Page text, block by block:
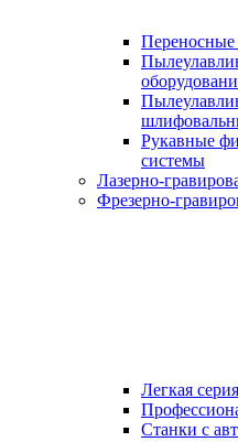
Переносные
Рукавные
системы
Лазерно-
Фрезерно-
Легкая серия
Станки с